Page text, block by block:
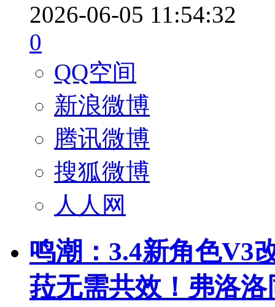
2026-06-05 11:54:32
0
QQ空间
新浪微博
腾讯微博
搜狐微博
人人网
鸣潮：3.4新角色V3
菈无需共效！弗洛